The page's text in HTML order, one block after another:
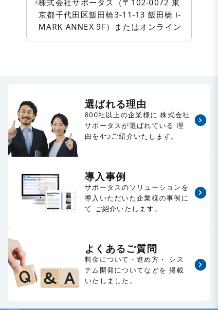
株式会社サポータス（〒102-0072 東
京都千代田区飯田橋3-11-13 飯田橋 i-
MARK ANNEX 9F）またはオンライン
選ばれる理由
800社以上の企業様に 株式会社
サポータスが選ばれている 理
由を4つご紹介いたします。
導入事例
サポータスのソリューションを
導入いただいた企業様の事例に
て ご紹介いたします。
よくあるご質問
料金について・進め方・
シス
テム開発についてなどを 掲載
いたしました。